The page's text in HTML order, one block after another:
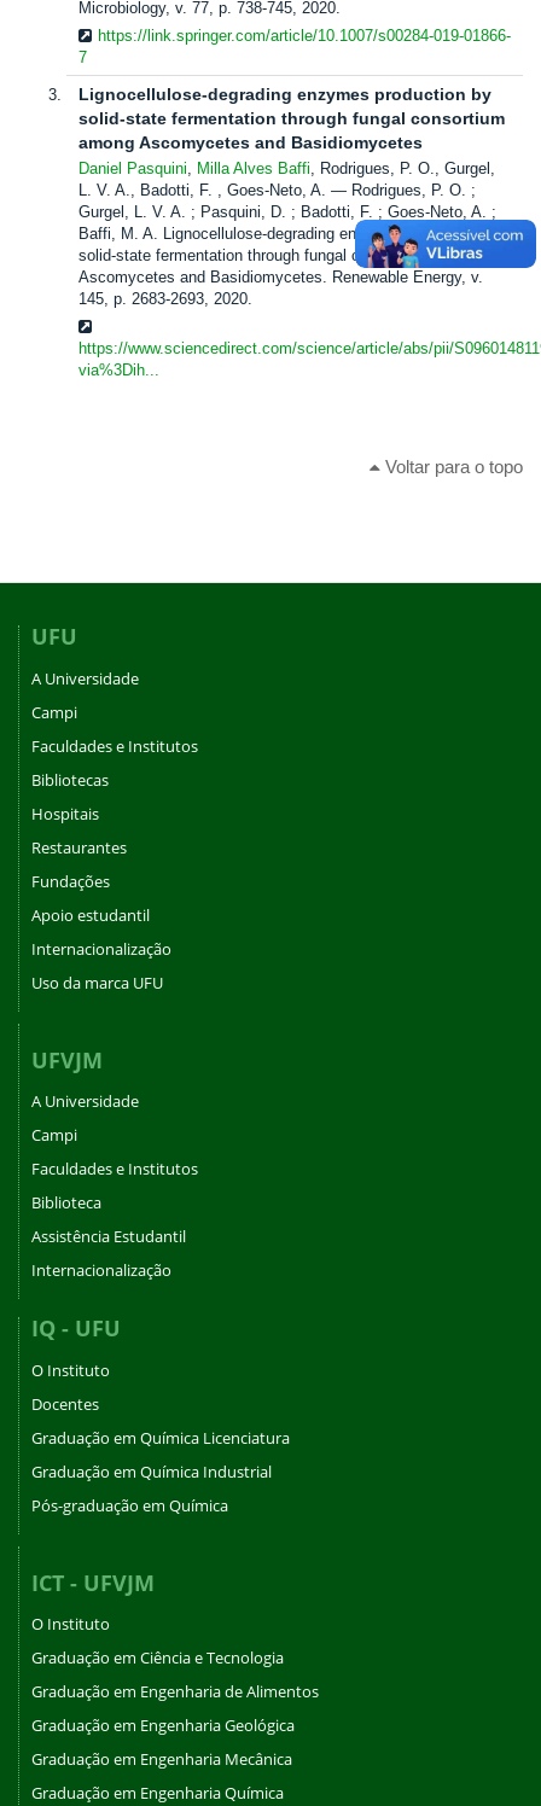
Microbiology, v. 77, p. 738-745, 2020.
https://link.springer.com/article/10.1007/s00284-019-01866-
7
Lignocellulose-degrading enzymes production by
solid-state fermentation through fungal consortium
among Ascomycetes and Basidiomycetes
Daniel Pasquini, Milla Alves Baffi, Rodrigues, P. O., Gurgel,
L. V. A., Badotti, F. , Goes-Neto, A.
Rodrigues, P. O. ;
Gurgel, L. V. A. ; Pasquini, D. ; Badotti, F. ; Goes-Neto, A. ;
Baffi, M. A. Lignocellulose-degrading enzymes production by
solid-state fermentation through fungal consortium among
Ascomycetes and Basidiomycetes. Renewable Energy, v.
145, p. 2683-2693, 2020.
https://www.sciencedirect.com/science/article/abs/pii/
via%3Dih...
Voltar para o topo
UFU
A Universidade
Campi
Faculdades e Institutos
Bibliotecas
Hospitais
Restaurantes
Fundações
Apoio estudantil
Internacionalização
Uso da marca UFU
UFVJM
A Universidade
Campi
Faculdades e Institutos
Biblioteca
Assistência Estudantil
Internacionalização
IQ - UFU
O Instituto
Docentes
Graduação em Química Licenciatura
Graduação em Química Industrial
Pós-graduação em Química
ICT - UFVJM
O Instituto
Graduação em Ciência e Tecnologia
Graduação em Engenharia de Alimentos
Graduação em Engenharia Geológica
Graduação em Engenharia Mecânica
Graduação em Engenharia Química